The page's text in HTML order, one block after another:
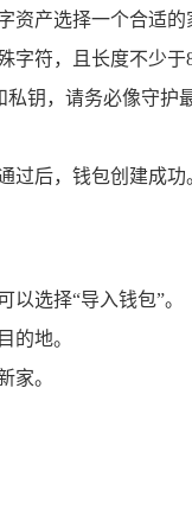
产选择一个合适的
符，且长度不少于8
钥，请务必像守
过后，钱包创建成功
选择“导入钱包”。
的地。
家。